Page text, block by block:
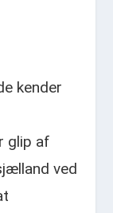
kender
glip af
ved